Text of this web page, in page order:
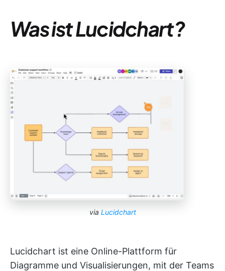
Was ist Lucidchart?
via Lucidchart
Lucidchart ist eine Online-Plattform für
Diagramme und Visualisierungen, mit der Teams